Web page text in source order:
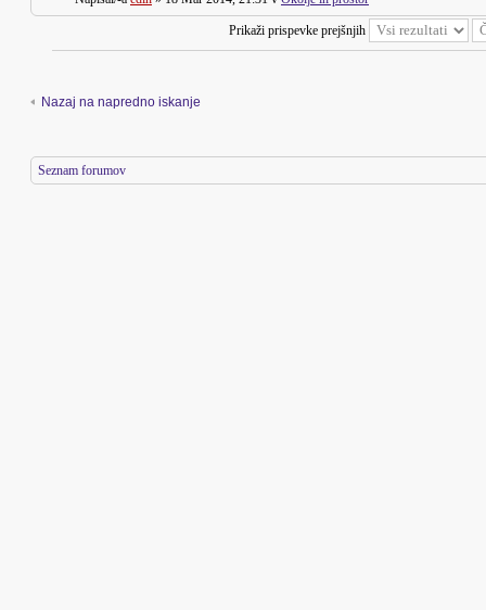
Prikaži prispevke prejšnjih
Nazaj na napredno iskanje
Seznam forumov